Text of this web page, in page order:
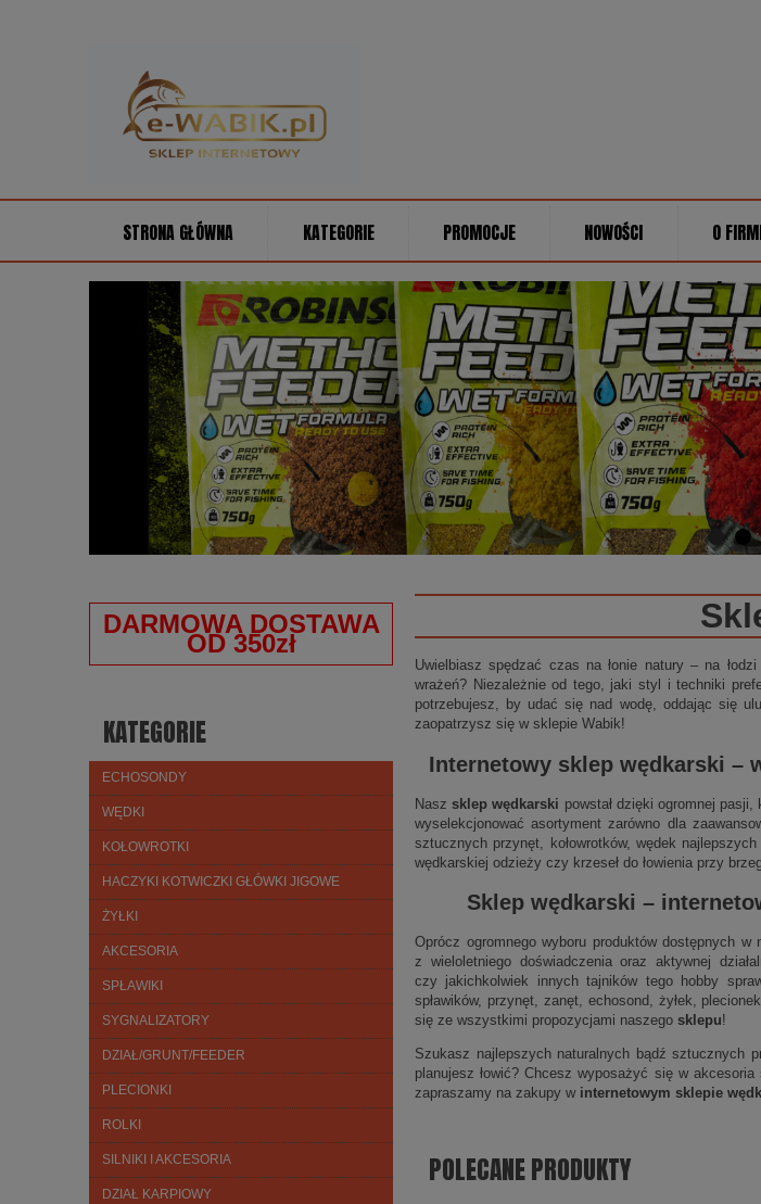
STRONA GŁÓWNA KATEGORIE PROMOCJE NOWOŚCI O
DARMOWA DOSTAWA
OD 350zł
KATEGORIE
ECHOSONDY
WĘDKI
KOŁOWROTKI
HACZYKI KOTWICZKI GŁÓWKI JIGOWE
ŻYŁKI
AKCESORIA
SPŁAWIKI
SYGNALIZATORY
DZIAŁ/GRUNT/FEEDER
PLECIONKI
ROLKI
SILNIKI I AKCESORIA
DZIAŁ KARPIOWY
Uwielbiasz spędzać czas na łonie natury – na
wrażeń? Niezależnie od tego, jaki styl i techniki
potrzebujesz, by udać się nad wodę, oddając się
zaopatrzysz się w sklepie Wabik!
Internetowy sklep wędkarski –
Naszsklep wędkarski powstał dzięki ogromnej
wyselekcjonować asortyment zarówno dla
sztucznych przynęt, kołowrotków, wędek
wędkarskiej odzieży czy krzeseł do łowienia przy
Sklep wędkarski –
Oprócz ogromnego wyboru produktów dostępnych
z wieloletniego doświadczenia oraz aktywnej
czy jakichkolwiek innych tajników tego hobby
spławików, przynęt, zanęt, echosond, żyłek,
się ze wszystkimi propozycjami naszego sklepu!
Szukasz najlepszych naturalnych bądź sztucznych
planujesz łowić? Chcesz wyposażyć się w
zapraszamy na zakupy w internetowym sklepie
POLECANE PRODUKTY